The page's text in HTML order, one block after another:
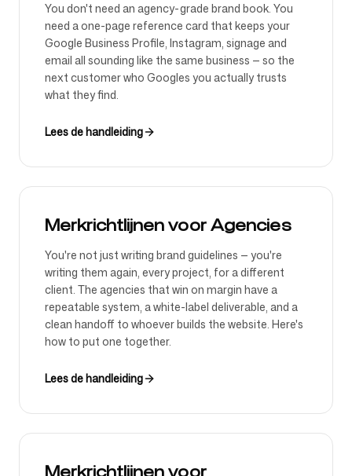
You don't need an agency-grade brand book. You
need a one-page reference card that keeps your
Google Business Profile, Instagram, signage and
email all sounding like the same business — so the
next customer who Googles you actually trusts
what they find.
Lees de handleiding
Merkrichtlijnen voor Agencies
You're not just writing brand guidelines — you're
writing them again, every project, for a different
client. The agencies that win on margin have a
repeatable system, a white-label deliverable, and a
clean handoff to whoever builds the website. Here's
how to put one together.
Lees de handleiding
Merkrichtlijnen voor